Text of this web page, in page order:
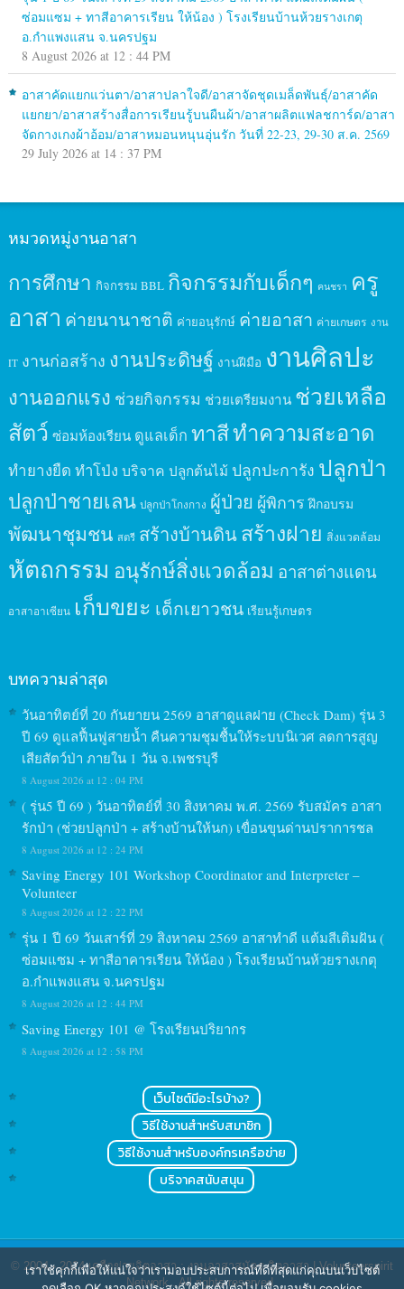
ซ่อมแซม + ทาสีอาคารเรียน ให้น้อง ) โรงเรียนบ้านห้วยรางเกตุ
อ.กำแพงแสน จ.นครปฐม
8 August 2026 at 12 : 44 PM
อาสาคัดแยกแว่นตา/อาสาปลาใจดี/อาสาจัดชุดเมล็ดพันธุ์/อาสาคัด
แยกยา/อาสาสร้างสื่อการเรียนรู้บนผืนผ้า/อาสาผลิตแฟลชการ์ด/อาสา
จัดกางเกงผ้าอ้อม/อาสาหมอนหนุนอุ่นรัก วันที่ 22-23, 29-30 ส.ค. 2569
29 July 2026 at 14 : 37 PM
หมวดหมู่งานอาสา
การศึกษา กิจกรรม BBL กิจกรรมกับเด็กๆ คนชรา ครู
อาสา ค่ายนานาชาติ ค่ายอนุรักษ์ ค่ายอาสา ค่ายเกษตร งาน
IT งานก่อสร้าง งานประดิษฐ์ งานฝีมือ งานศิลปะ
งานออกแรง ช่วยกิจกรรม ช่วยเตรียมงาน ช่วยเหลือ
สัตว์ ซ่อมห้องเรียน ดูแลเด็ก ทาสีทำความสะอาด
ทำยางยืด ทำโป่ง บริจาค ปลูกต้นไม้ ปลูกปะการัง ปลูกป่า
ปลูกป่าชายเลน ปลูกป่าโกงกาง ผู้ป่วย ผู้พิการ ฝึกอบรม
พัฒนาชุมชน สตรี สร้างบ้านดินสร้างฝาย สิ่งแวดล้อม
หัตถกรรม อนุรักษ์สิ่งแวดล้อม อาสาต่างแดน
อาสาอาเซียน เก็บขยะ เด็กเยาวชน เรียนรู้เกษตร
บทความล่าสุด
วันอาทิตย์ที่ 20 กันยายน 2569 อาสาดูแลฝาย (Check Dam) รุ่น 3
ปี 69 ดูแลฟื้นฟูสายน้ำ คืนความชุมชื้นให้ระบบนิเวศ ลดการสูญ
เสียสัตว์ป่า ภายใน 1 วัน จ.เพชรบุรี
8 August 2026 at 12 : 04 PM
( รุ่น5 ปี 69 ) วันอาทิตย์ที่ 30 สิงหาคม พ.ศ. 2569 รับสมัคร อาสา
รักป่า (ช่วยปลูกป่า + สร้างบ้านให้นก) เขื่อนขุนด่านปราการชล
8 August 2026 at 12 : 24 PM
Saving Energy 101 Workshop Coordinator and Interpreter –
Volunteer
8 August 2026 at 12 : 22 PM
รุ่น 1 ปี 69 วันเสาร์ที่ 29 สิงหาคม 2569 อาสาทำดี แต้มสีเติมฝัน (
ซ่อมแซม + ทาสีอาคารเรียน ให้น้อง ) โรงเรียนบ้านห้วยรางเกตุ
อ.กำแพงแสน จ.นครปฐม
8 August 2026 at 12 : 44 PM
Saving Energy 101 @ โรงเรียนปริยากร
8 August 2026 at 12 : 58 PM
เว็บไซต์มีอะไรบ้าง?
วิธีใช้งานสำหรับสมาชิก
วิธีใช้งานสำหรับองค์กรเครือข่าย
บริจาคสนับสนุน
© 2004 - 2024เครือข่ายจิตอาสา : งานอาสาสมัคร จิตอาสา | Volunteerspirit
Network . All rights reserved.
เราใช้คุกกี้เพื่อให้แน่ใจว่าเรามอบประสบการณ์ที่ดีที่สุดแก่คุณบนเว็บไซต์